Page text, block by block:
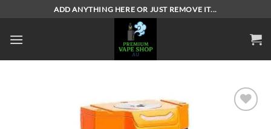
content
ADD ANYTHING HERE OR JUST REMOVE IT...